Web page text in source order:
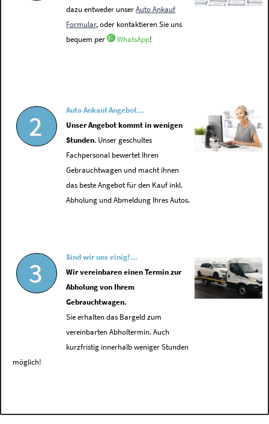
dazu entweder unserAuto Ankauf
Formular, oder kontaktieren Sie uns
bequem per
WhatsApp!
2
Auto Ankauf Angebot...
Unser Angebot kommt in wenigen
Stunden. Unser geschultes
Fachpersonal bewertet Ihren
Gebrauchtwagen und macht ihnen
das beste Angebot für den Kauf inkl.
Abholung und Abmeldung Ihres Autos.
3
Sind wir uns einig?...
Wir vereinbaren einen Termin zur
Abholung von Ihrem
Gebrauchtwagen.
Sie erhalten das Bargeld zum
vereinbarten Abholtermin. Auch
kurzfristig innerhalb weniger Stunden
möglich!